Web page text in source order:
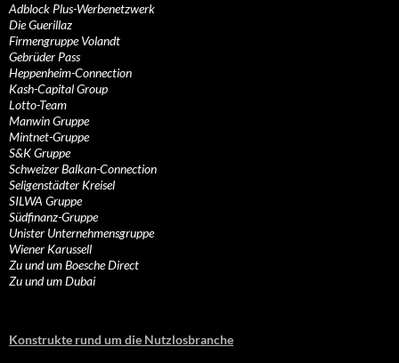
Adblock Plus-Werbenetzwerk
Die Guerillaz
Firmengruppe Volandt
Gebrüder Pass
Heppenheim-Connection
Kash-Capital Group
Lotto-Team
Manwin Gruppe
Mintnet-Gruppe
S&K Gruppe
Schweizer Balkan-Connection
Seligenstädter Kreisel
SILWA Gruppe
Südfinanz-Gruppe
Unister Unternehmensgruppe
Wiener Karussell
Zu und um Boesche Direct
Zu und um Dubai
Konstrukte rund um die Nutzlosbranche